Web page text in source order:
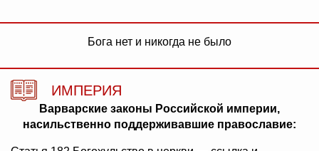
Бога нет и никогда не было
ИМПЕРИЯ
Варварские законы Российской империи,
насильственно поддерживавшие православие: